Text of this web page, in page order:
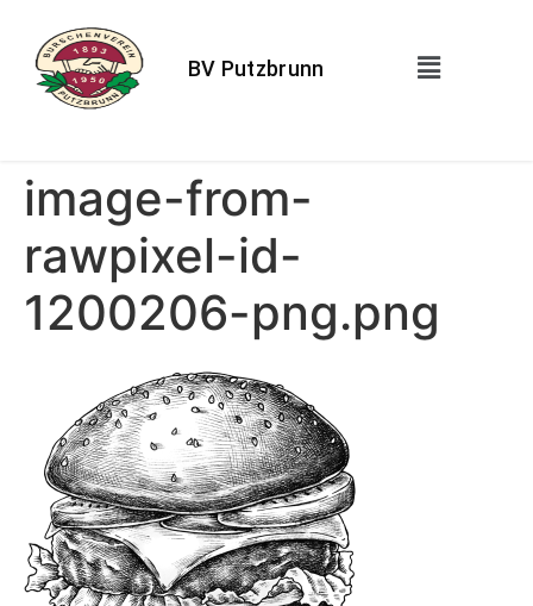
BV Putzbrunn
image-from-
rawpixel-id-
1200206-png.png